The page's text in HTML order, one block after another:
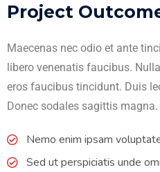
Project
Maecenas nec odio et ante
libero venenatis faucibus.
eros faucibus tincidunt. Duis
Donec sodales sagittis magna.
Nemo enim ipsam
Sed ut perspiciatis unde